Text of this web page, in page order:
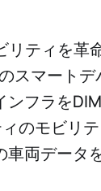
ティを革
スマート
フラを
のモビリ
車両データ